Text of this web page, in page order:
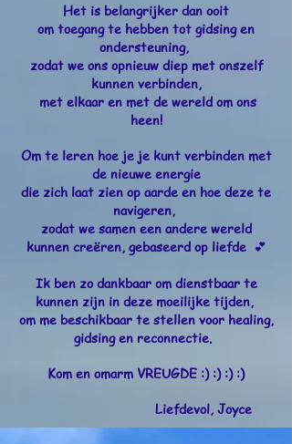
Het is belangrijker dan ooit
om toegang te hebben tot gidsing en
ondersteuning,
zodat we ons opnieuw diep met onszelf
kunnen verbinden,
met elkaar en met de wereld om ons
heen!
Om te leren hoe je je kunt verbinden met
de nieuwe energie
die zich laat zien op aarde en hoe deze te
navigeren,
zodat we samen een andere wereld
kunnen creëren, gebaseerd op liefde 💕
Ik ben zo dankbaar om dienstbaar te
kunnen zijn in deze moeilijke tijden,
om me beschikbaar te stellen voor healing,
gidsing en reconnectie.
Kom en omarm VREUGDE :) :) :) :)
Liefdevol, Joyce